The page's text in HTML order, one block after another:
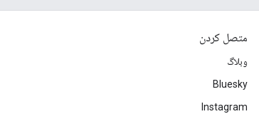
متصل کردن
وبلاگ
Bluesky
Instagram